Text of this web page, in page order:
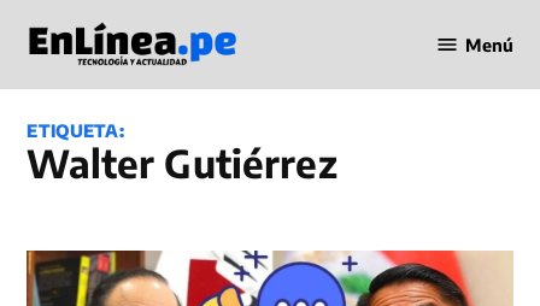
contenido
en Línea
Menú
ETIQUETA:
Walter Gutiérrez